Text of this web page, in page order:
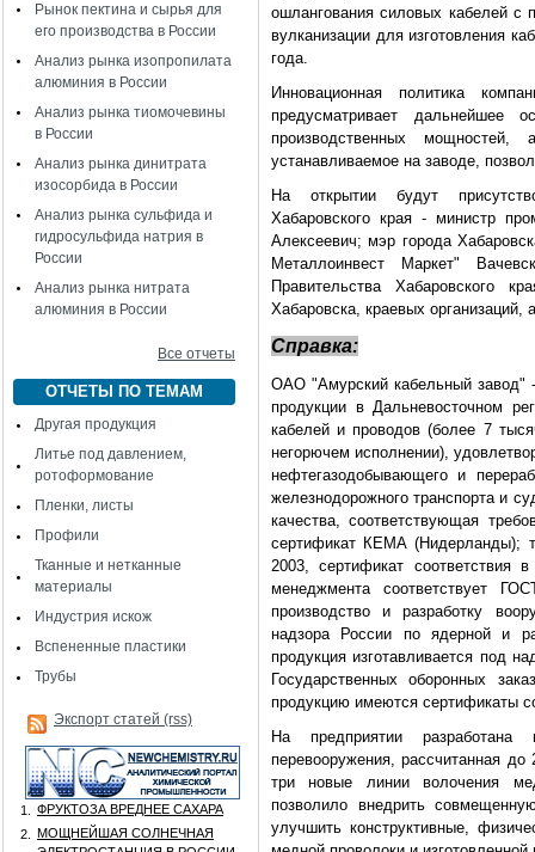
Рынок пектина и сырья для
его производства в России
Анализ рынка изопропилата
алюминия в России
Анализ рынка тиомочевины
в России
Анализ рынка динитрата
изосорбида в России
Анализ рынка сульфида и
гидросульфида натрия в
России
Анализ рынка нитрата
алюминия в России
Все отчеты
ОТЧЕТЫ ПО ТЕМАМ
Другая продукция
Литье под давлением,
ротоформование
Пленки, листы
Профили
Тканные и нетканные
материалы
Индустрия искож
Вспененные пластики
Трубы
Экспорт статей (rss)
1.
ФРУКТОЗА ВРЕДНЕЕ САХАРА
2.
МОЩНЕЙШАЯ СОЛНЕЧНАЯ
ошлангования силовых кабелей с
вулканизации для изготовления
года.
Инновационная политика
предусматривает дальнейшее
производственных мощностей,
устанавливаемое на заводе,
На открытии будут
Хабаровского края - министр
Алексеевич; мэр города
Металлоинвест Маркет"
Правительства Хабаровского
Хабаровска, краевых
Справка:
ОАО "Амурский кабельный завод" -
продукции в Дальневосточном
кабелей и проводов (более 7
негорючем исполнении),
нефтегазодобывающего и
железнодорожного транспорта и
качества, соответствующая
сертификат КЕМА (Нидерланды);
2003, сертификат соответствия
менеджмента соответствует
производство и разработку
надзора России по ядерной и
продукция изготавливается под
Государственных оборонных
продукцию имеются сертификаты
На предприятии разработана
перевооружения, рассчитанная
три новые линии волочения
позволило внедрить
улучшить конструктивные,